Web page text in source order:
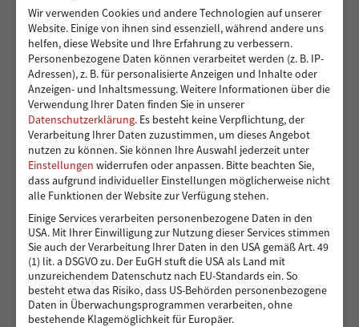
Sicher von A nach B für Peshmarga und Shvan
Ein sicherer Ort für Kinder, die viel zu früh
Verantwortung übernehmen – 14.000 Euro für die
Kindergruppen der Vereinigung Pestalozzi
Toben und Spielen: Bewegungsraum für die Kita
Eddelbüttelstraße in Harburg
Vier Reifen für eine bessere Zukunft: Ein neues Auto
für Muhsin und seine Familie
Wir verwenden Cookies und andere Technologien auf unserer
Website. Einige von ihnen sind essenziell, während andere uns
helfen, diese Website und Ihre Erfahrung zu verbessern.
Personenbezogene Daten können verarbeitet werden (z. B. IP-
Adressen), z. B. für personalisierte Anzeigen und Inhalte oder
Anzeigen- und Inhaltsmessung.Weitere Informationen über die
Verwendung Ihrer Daten finden Sie in unserer
Datenschutzerklärung. Es besteht keine Verpflichtung, der
Verarbeitung Ihrer Daten zuzustimmen, um dieses Angebot
nutzen zu können.Sie können Ihre Auswahl jederzeit unter
Einstellungen widerrufen oder anpassen. Bitte beachten Sie,
dass aufgrund individueller Einstellungen möglicherweise nicht
alle Funktionen der Website zur Verfügung stehen.
Einige Services verarbeiten personenbezogene Daten in den
USA. Mit Ihrer Einwilligung zur Nutzung dieser Services stimmen
Sie auch der Verarbeitung Ihrer Daten in den USA gemäß Art. 49
(1) lit. a DSGVO zu. Der EuGH stuft die USA als Land mit
unzureichendem Datenschutz nach EU-Standards ein. So
besteht etwa das Risiko, dass US-Behörden personenbezogene
Daten in Überwachungsprogrammen verarbeiten, ohne
bestehende Klagemöglichkeit für Europäer.